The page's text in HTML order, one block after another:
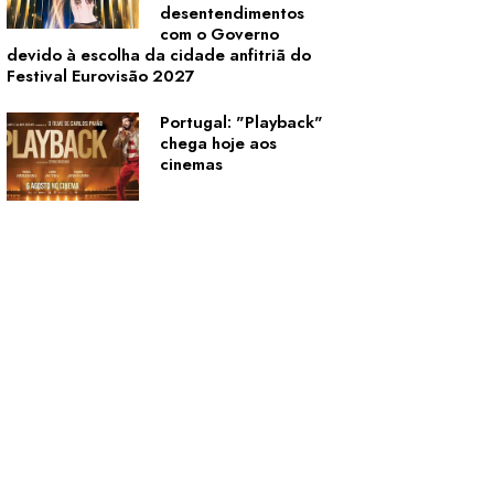
desentendimentos
com o Governo
devido à escolha da cidade anfitriã do
Festival Eurovisão 2027
Portugal: "Playback"
chega hoje aos
cinemas